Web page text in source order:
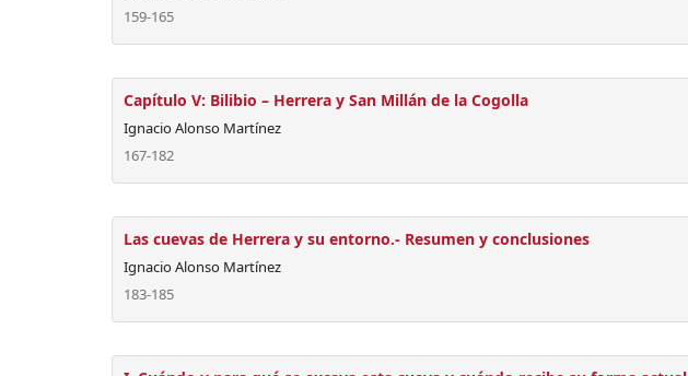
159-165
Capítulo V: Bilibio – Herrera y San Millán de la Cogolla
Ignacio Alonso Martínez
167-182
Las cuevas de Herrera y su entorno.- Resumen y conclusiones
Ignacio Alonso Martínez
183-185